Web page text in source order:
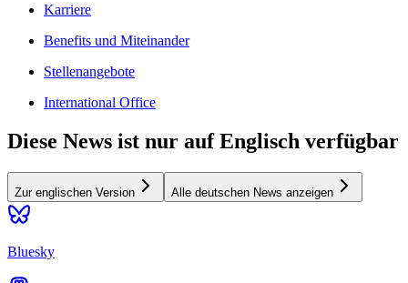
Karriere
Benefits und Miteinander
Stellenangebote
International Office
Diese News ist nur auf Englisch verfügbar
Zur englischen Version Alle deutschen News anzeigen
Bluesky